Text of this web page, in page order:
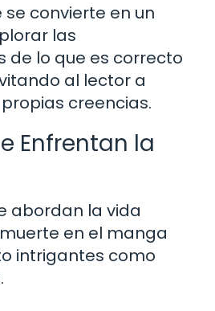
convierte en un
las
de lo que es correcto
al lector a
creencias.
Enfrentan la
abordan la vida
en el manga
intrigantes como